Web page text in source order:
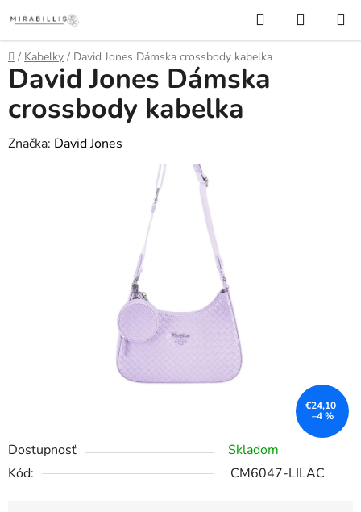
na
obsah
Hľadať
KOŠÍK
Domov
/ Kabelky / David Jones Dámska crossbody kabelka
Dostupnosť
Skladom
Kód:
CM6047-LILAC
David Jones Dámska
crossbody kabelka
Značka: David Jones
€24,10
–4 %